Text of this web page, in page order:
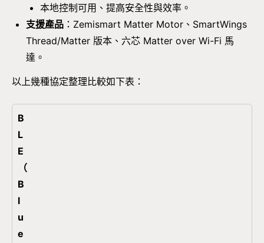
本地控制可用、提高安全性與效率。
支援產品 ：Zemismart Matter Motor、SmartWings
Thread/Matter 版本、六芯 Matter over Wi-Fi 馬
達。
以上幾種協定整理比較如下表：
B
L
E
（
B
l
u
e